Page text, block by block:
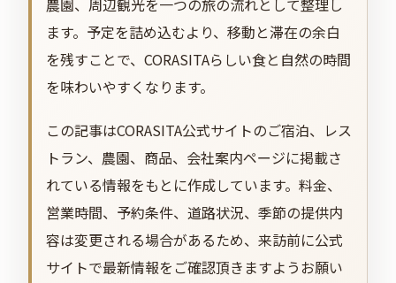
農園、周辺観光を一つの旅の流れとして整理し
ます。予定を詰め込むより、移動と滞在の余白
を残すことで、CORASITAらしい食と自然の時間
を味わいやすくなります。
この記事はCORASITA公式サイトのご宿泊、レス
トラン、農園、商品、会社案内ページに掲載さ
れている情報をもとに作成しています。料金、
営業時間、予約条件、道路状況、季節の提供内
容は変更される場合があるため、来訪前に公式
サイトで最新情報をご確認頂きますようお願い